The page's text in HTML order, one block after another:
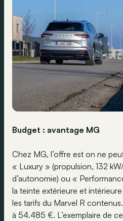
Budget : avantage MG
Chez MG, l’offre est on ne
« Luxury » (propulsion, 132
d’autonomie) ou «
la teinte extérieure et
les tarifs du Marvel R
à 54.485 €. L’exemplaire de